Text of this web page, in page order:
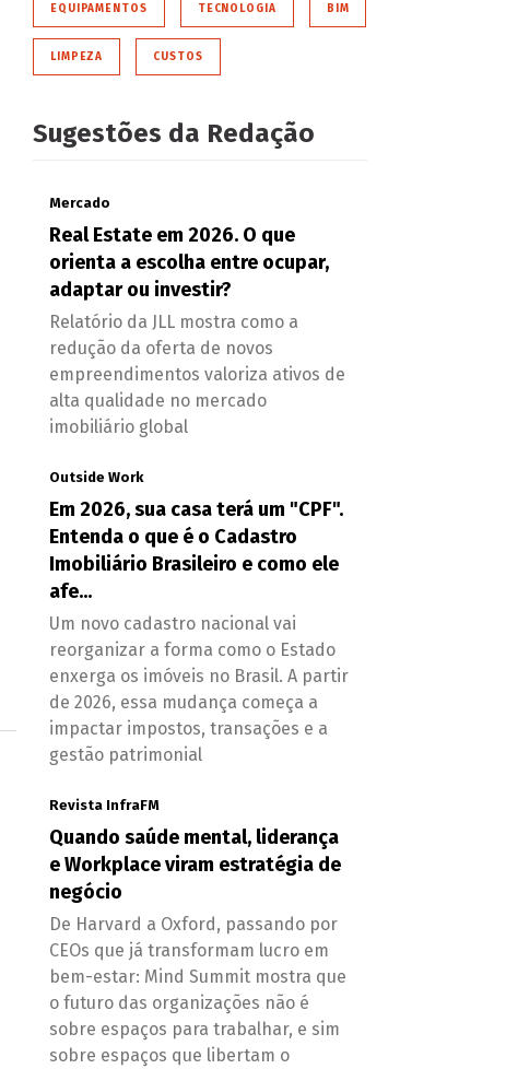
EQUIPAMENTOS TECNOLOGIA BIM
LIMPEZA CUSTOS
Sugestões da Redação
Mercado
Real Estate em 2026. O que
orienta a escolha entre ocupar,
adaptar ou investir?
Relatório da JLL mostra como a
redução da oferta de novos
empreendimentos valoriza ativos de
alta qualidade no mercado
imobiliário global
Outside Work
Em 2026, sua casa terá um "CPF".
Entenda o que é o Cadastro
Imobiliário Brasileiro e como ele
afe...
Um novo cadastro nacional vai
reorganizar a forma como o Estado
enxerga os imóveis no Brasil. A partir
de 2026, essa mudança começa a
impactar impostos, transações e a
gestão patrimonial
Revista InfraFM
Quando saúde mental, liderança
e Workplace viram estratégia de
negócio
De Harvard a Oxford, passando por
CEOs que já transformam lucro em
bem-estar: Mind Summit mostra que
o futuro das organizações não é
sobre espaços para trabalhar, e sim
sobre espaços que libertam o